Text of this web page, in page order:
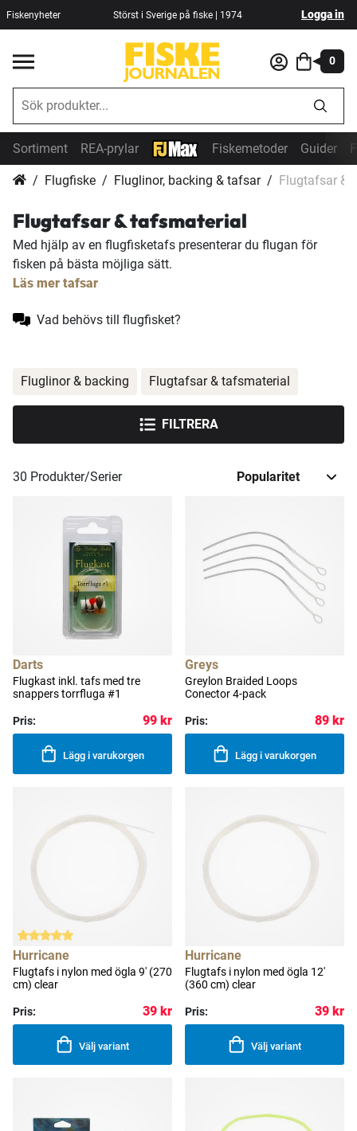
Fiskenyheter Störst i Sverige på fiske | 1974 Logga in
0
Sortiment REA-prylar Fiskemetoder Guider
Flugfiske Fluglinor, backing & tafsar Flugtafsar &
Flugtafsar & tafsmaterial
Med hjälp av en flugfisketafs presenterar du flugan för
fisken på bästa möjliga sätt.
Läs mer tafsar
Vad behövs till flugfisket?
30 Produkter/Serier
Darts
Flugkast inkl. tafs med tre
snappers torrfluga #1
Pris: 99 kr
Lägg i varukorgen
Greys
Greylon Braided Loops
Conector 4-pack
Pris: 89 kr
Lägg i varukorgen
Hurricane
Flugtafs i nylon med ögla 9' (270
cm) clear
Pris: 39 kr
Välj variant
Hurricane
Flugtafs i nylon med ögla 12'
(360 cm) clear
Pris: 39 kr
Välj variant
Fluglinor & backing Flugtafsar & tafsmaterial
FILTRERA